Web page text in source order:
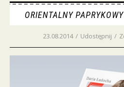
ORIENTALNY
23.08.2014 / Udostępnij /